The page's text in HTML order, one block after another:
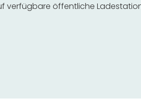
verfügbare öffentliche